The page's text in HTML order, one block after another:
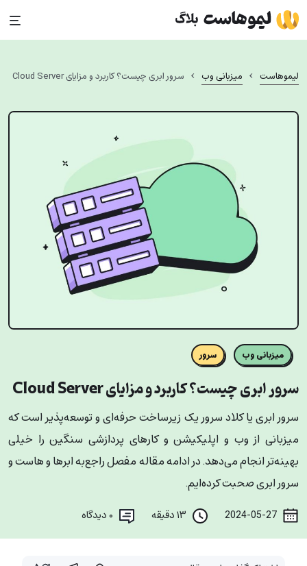
Skip
to
content
لیموهاست › میزبانی وب › سرور ابری چیست؟ کاربرد و مزایای Cloud Server
میزبانی وب سرور
سرور ابری چیست؟ کاربرد و مزایای Cloud Server
سرور ابری یا کلاد سرور یک زیرساخت حرفه‌ای و توسعه‌پذیر است که
میزبانی از وب و اپلیکیشن و کارهای پردازشی سنگین را خیلی
بهینه‌تر انجام می‌دهد. در ادامه مقاله مفصل راجع‌به ابرها و هاست و
سرور ابری صحبت کرده‌ایم.
دیدگاه